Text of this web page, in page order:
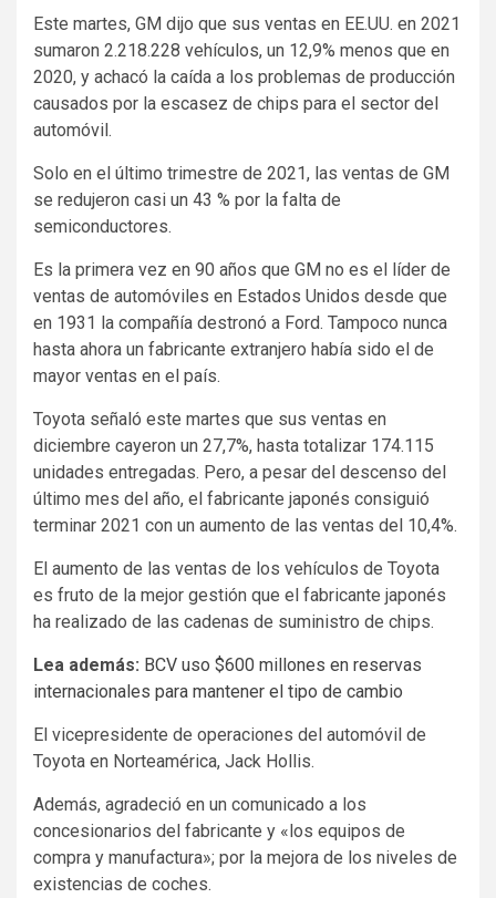
Este martes, GM dijo que sus ventas en EE.UU. en 2021
sumaron 2.218.228 vehículos, un 12,9% menos que en
2020, y achacó la caída a los problemas de producción
causados por la escasez de chips para el sector del
automóvil.
Solo en el último trimestre de 2021, las ventas de GM
se redujeron casi un 43 % por la falta de
semiconductores.
Es la primera vez en 90 años que GM no es el líder de
ventas de automóviles en Estados Unidos desde que
en 1931 la compañía destronó a Ford. Tampoco nunca
hasta ahora un fabricante extranjero había sido el de
mayor ventas en el país.
Toyota señaló este martes que sus ventas en
diciembre cayeron un 27,7%, hasta totalizar 174.115
unidades entregadas. Pero, a pesar del descenso del
último mes del año, el fabricante japonés consiguió
terminar 2021 con un aumento de las ventas del 10,4%.
El aumento de las ventas de los vehículos de Toyota
es fruto de la mejor gestión que el fabricante japonés
ha realizado de las cadenas de suministro de chips.
Lea además: BCV uso $600 millones en reservas
internacionales para mantener el tipo de cambio
El vicepresidente de operaciones del automóvil de
Toyota en Norteamérica, Jack Hollis.
Además, agradeció en un comunicado a los
concesionarios del fabricante y «los equipos de
compra y manufactura»; por la mejora de los niveles de
existencias de coches.